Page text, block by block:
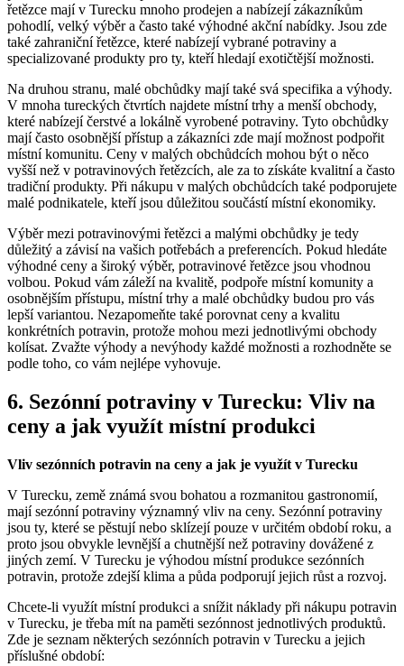
řetězce mají v Turecku mnoho prodejen a nabízejí zákazníkům
pohodlí, velký výběr a často také výhodné akční nabídky. Jsou zde
také zahraniční řetězce, které nabízejí vybrané potraviny a
specializované produkty pro ty, kteří hledají exotičtější možnosti.
Na druhou stranu, malé obchůdky mají také svá specifika a výhody.
V mnoha tureckých čtvrtích najdete místní trhy a menší obchody,
které nabízejí čerstvé a lokálně vyrobené potraviny. Tyto obchůdky
mají často osobnější přístup a zákazníci zde mají možnost podpořit
místní komunitu. Ceny v malých obchůdcích mohou být o něco
vyšší než v potravinových řetězcích, ale za to získáte kvalitní a často
tradiční produkty. Při nákupu v malých obchůdcích také podporujete
malé podnikatele, kteří jsou důležitou součástí místní ekonomiky.
Výběr mezi potravinovými řetězci a malými obchůdky je tedy
důležitý a závisí na vašich potřebách a preferencích. Pokud hledáte
výhodné ceny a široký výběr, potravinové řetězce jsou vhodnou
volbou. Pokud vám záleží na kvalitě, podpoře místní komunity a
osobnějším přístupu, místní trhy a malé obchůdky budou pro vás
lepší variantou. Nezapomeňte také porovnat ceny a kvalitu
konkrétních potravin, protože mohou mezi jednotlivými obchody
kolísat. Zvažte výhody a nevýhody každé možnosti a rozhodněte se
podle toho, co vám nejlépe vyhovuje.
6. Sezónní potraviny v Turecku: Vliv na
ceny a jak využít místní produkci
Vliv sezónních potravin na ceny a jak je využít v Turecku
V Turecku, země známá svou bohatou a rozmanitou gastronomií,
mají sezónní potraviny významný vliv na ceny. Sezónní potraviny
jsou ty, které se pěstují nebo sklízejí pouze v určitém období roku, a
proto jsou obvykle levnější a chutnější než potraviny dovážené z
jiných zemí. V Turecku je výhodou místní produkce sezónních
potravin, protože zdejší klima a půda podporují jejich růst a rozvoj.
Chcete-li využít místní produkci a snížit náklady při nákupu potravin
v Turecku, je třeba mít na paměti sezónnost jednotlivých produktů.
Zde je seznam některých sezónních potravin v Turecku a jejich
příslušné období: